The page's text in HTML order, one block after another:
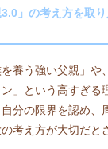
」の考え方を取
養う強い父親」や
」という高すぎる
分の限界を認め、
考え方が大切だと